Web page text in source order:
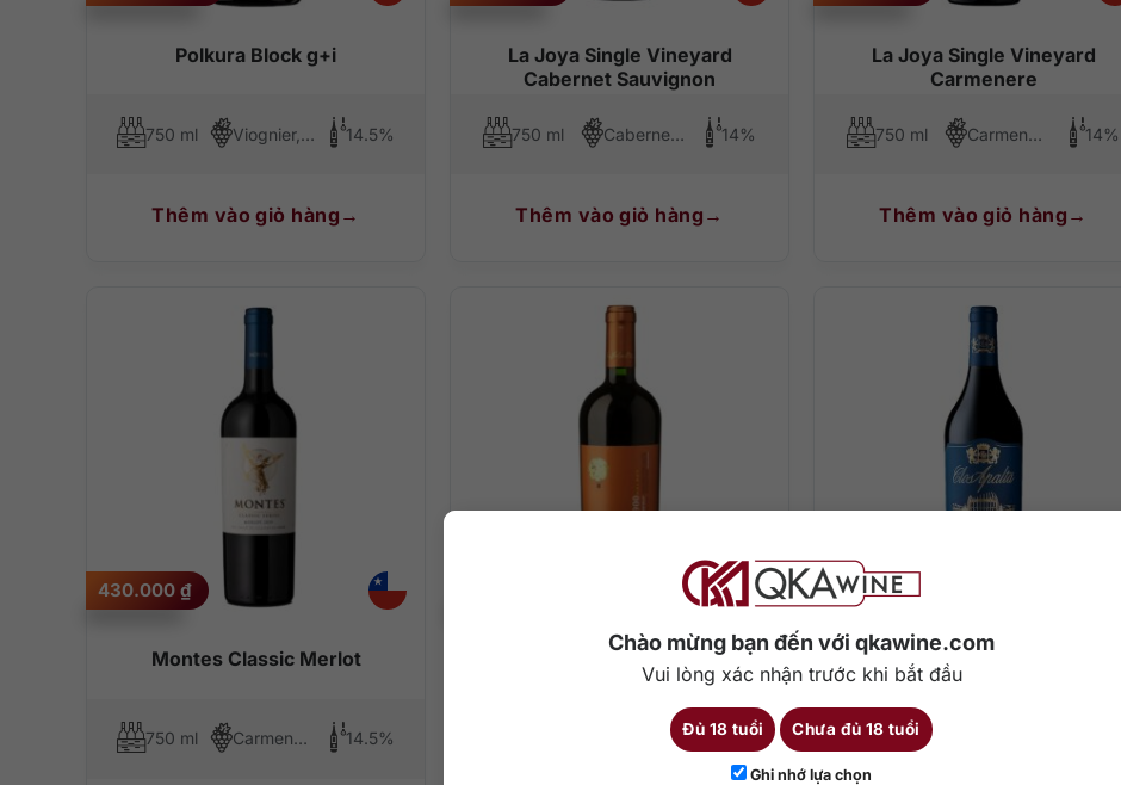
Chào mừng bạn đến với qkawine.com
Vui lòng xác nhận trước khi bắt đầu
Đủ 18 tuổi Chưa đủ 18 tuổi
Ghi nhớ lựa chọn
Polkura Block g+i
750 ml Viognier, Syrah (Shiraz) 14.5%
Thêm vào giỏ hàng
La Joya Single Vineyard
Cabernet Sauvignon
750 ml Cabernet Sauvignon 14%
Thêm vào giỏ hàng
La Joya Single Vineyard
Carmenere
750 ml Carmenere 14%
Thêm vào giỏ hàng
Montes Classic Merlot
430.000 ₫
750 ml Carmenere, Merlot 14.5%
Luis Felipe Edwards LFE900
Malbec
Malbec
Clos Apalta
4.800.000
750 ml